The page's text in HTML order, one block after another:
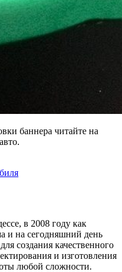
баннера читайте на
в 2008 году как
и на сегодняшний день
создания качественного
и изготовления
любой сложности.